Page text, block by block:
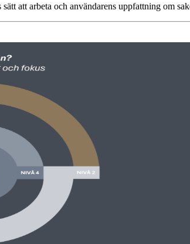
att arbeta och användarens uppfattning om